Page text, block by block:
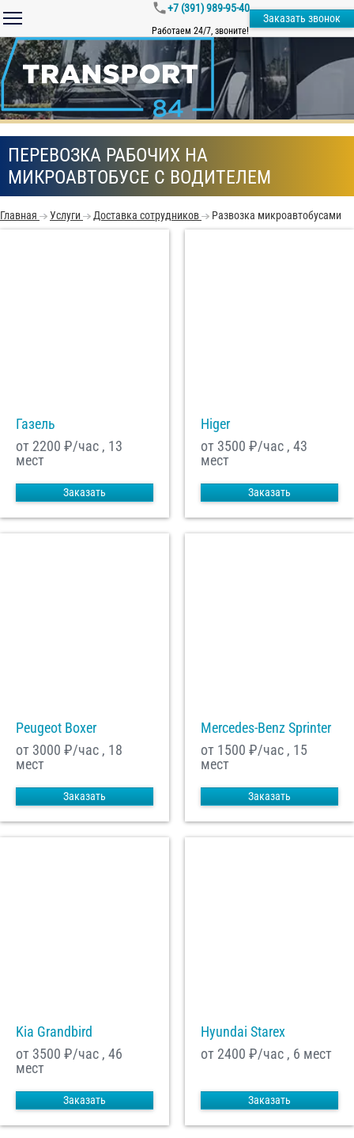
+7 (391) 989-95-40
Работаем 24/7, звоните!
Заказать звонок
ПЕРЕВОЗКА РАБОЧИХ НА
МИКРОАВТОБУСЕ С ВОДИТЕЛЕМ
Главная Услуги Доставка сотрудников Развозка микроавтобусами
Газель
от 2200 ₽/час , 13
мест
Заказать
Higer
от 3500 ₽/час , 43
мест
Заказать
Peugeot Boxer
от 3000 ₽/час , 18
мест
Заказать
Mercedes-Benz Sprinter
от 1500 ₽/час , 15
мест
Заказать
Kia Grandbird
от 3500 ₽/час , 46
мест
Заказать
Hyundai Starex
от 2400 ₽/час , 6 мест
Заказать
обработку моих Персональных данных